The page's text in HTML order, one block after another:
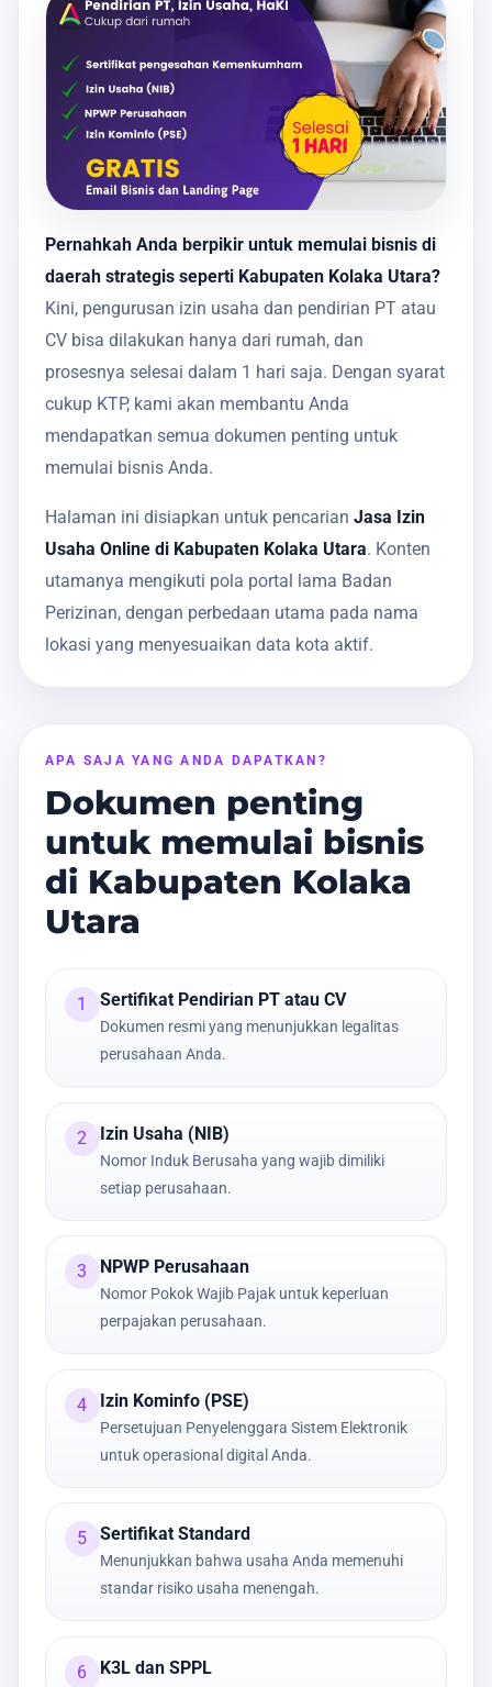
Pernahkah Anda berpikir untuk memulai bisnis di
daerah strategis seperti Kabupaten Kolaka Utara?
Kini, pengurusan izin usaha dan pendirian PT atau
CV bisa dilakukan hanya dari rumah, dan
prosesnya selesai dalam 1 hari saja. Dengan syarat
cukup KTP, kami akan membantu Anda
mendapatkan semua dokumen penting untuk
memulai bisnis Anda.
Halaman ini disiapkan untuk pencarian Jasa Izin
Usaha Online di Kabupaten Kolaka Utara. Konten
utamanya mengikuti pola portal lama Badan
Perizinan, dengan perbedaan utama pada nama
lokasi yang menyesuaikan data kota aktif.
APA SAJA YANG ANDA DAPATKAN?
Dokumen penting
untuk memulai bisnis
di Kabupaten Kolaka
Utara
1 Sertifikat Pendirian PT atau CV
Dokumen resmi yang menunjukkan legalitas
perusahaan Anda.
2 Izin Usaha (NIB)
Nomor Induk Berusaha yang wajib dimiliki
setiap perusahaan.
3 NPWP Perusahaan
Nomor Pokok Wajib Pajak untuk keperluan
perpajakan perusahaan.
4 Izin Kominfo (PSE)
Persetujuan Penyelenggara Sistem Elektronik
untuk operasional digital Anda.
5 Sertifikat Standard
Menunjukkan bahwa usaha Anda memenuhi
standar risiko usaha menengah.
6 K3L dan SPPL